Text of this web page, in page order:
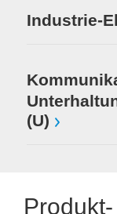
Industrie-
(U)